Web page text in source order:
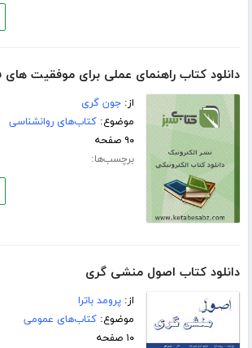
دانلود کتاب راهنمای عملی برای موفقیت
از:جون گری
موضوع:کتاب‌های روانشناسی
۹۰ صفحه
برچسب‌ها:
دانلود کتاب اصول منشی گری
از:پرومد باترا
موضوع:کتاب‌های عمومی
۱۰ صفحه